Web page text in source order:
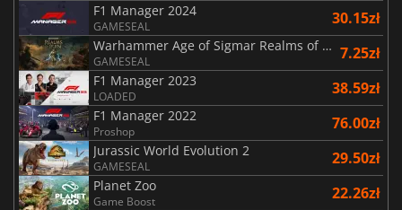
F1 Manager 2024
GAMESEAL 30.15zł
Warhammer Age of Sigmar Realms of Ruin
GAMESEAL 7.25zł
F1 Manager 2023
LOADED 38.59zł
F1 Manager 2022
Proshop 76.00zł
Jurassic World Evolution 2
GAMESEAL 29.50zł
Planet Zoo
Game Boost 22.26zł